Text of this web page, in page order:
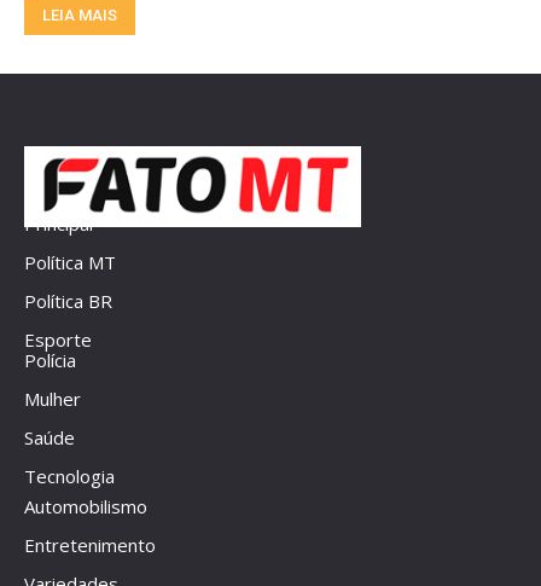
LEIA MAIS
Principal
Política MT
Política BR
Esporte
Polícia
Mulher
Saúde
Tecnologia
Automobilismo
Entretenimento